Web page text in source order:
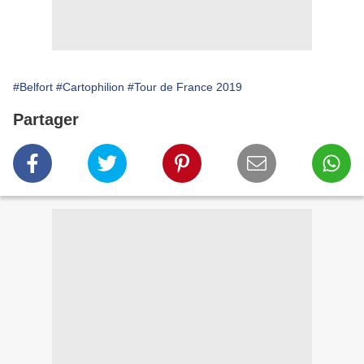
#Belfort #Cartophilion #Tour de France 2019
Partager